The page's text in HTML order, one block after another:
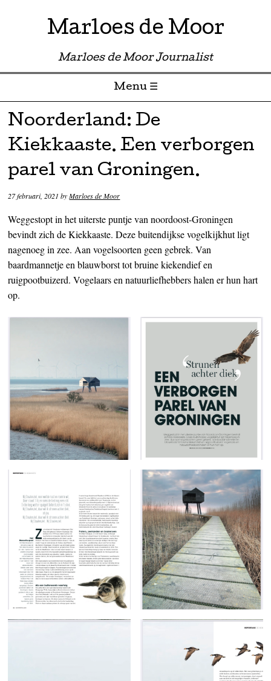
Marloes de Moor
Marloes de Moor Journalist
Menu ☰
Skip to content
Noorderland: De
Kiekkaaste. Een verborgen
parel van Groningen.
27 februari, 2021 byMarloes de Moor
Weggestopt in het uiterste puntje van noordoost-Groningen
bevindt zich de Kiekkaaste. Deze buitendijkse vogelkijkhut ligt
nagenoeg in zee. Aan vogelsoorten geen gebrek. Van
baardmannetje en blauwborst tot bruine kiekendief en
ruigpootbuizerd. Vogelaars en natuurliefhebbers halen er hun hart
op.